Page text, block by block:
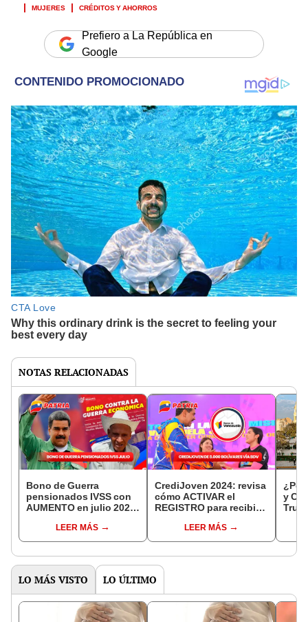
MUJERES
CRÉDITOS Y AHORROS
Prefiero a La República en
Google
NOTAS RELACIONADAS
Bono de Guerra
pensionados IVSS con
AUMENTO en julio 2024:
cómo ACCEDER en 5
pasos
LEER MÁS
CrediJoven 2024: revisa
cómo ACTIVAR el
REGISTRO para recibir
bolívaresLEER MÁS
¿Por
y
LO MÁS VISTO LO ÚLTIMO